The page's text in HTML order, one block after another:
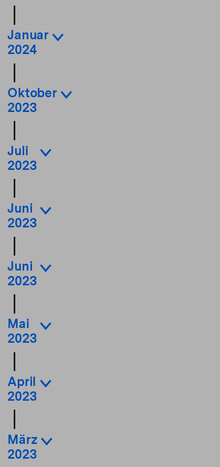
Januar
2024
Oktober
2023
Juli
2023
Juni
2023
Juni
2023
Mai
2023
April
2023
März
2023